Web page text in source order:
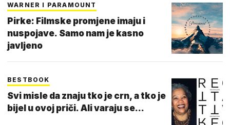
WARNER I PARAMOUNT
Pirke: Filmske promjene imaju i
nuspojave. Samo nam je kasno
javljeno
BESTBOOK
Svi misle da znaju tko je crn, a tko je
bijel u ovoj priči. Ali varaju se...